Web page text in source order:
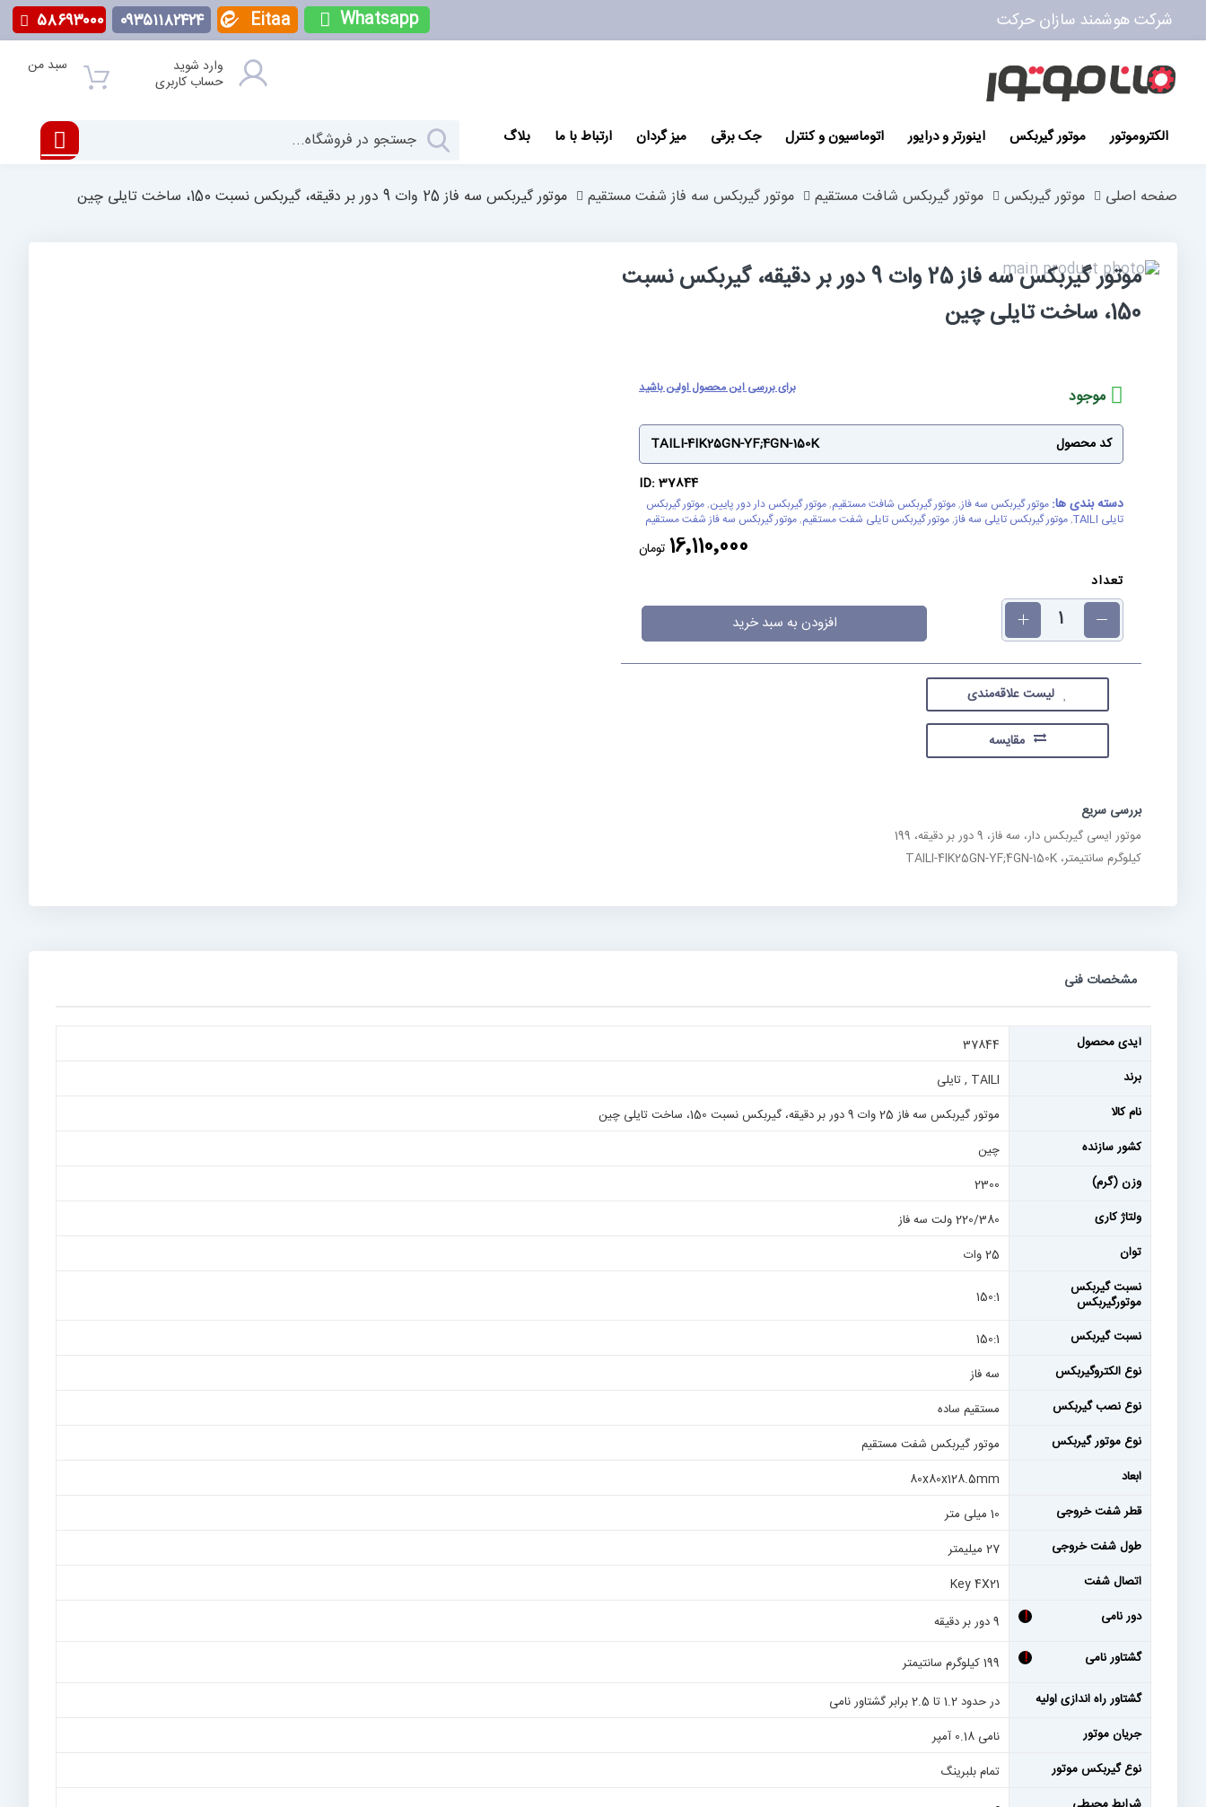
شرکت هوشمند سازان حرکت ۵۸۶۹۳۰۰۰ ۰۹۳۵۱۱۸۲۴۲۴ Eitaa Whatsapp
به
محتوا
وارد شوید
حساب کاربری
سبد من
الکتروموتور موتور گیربکس اینورتر و درایور اتوماسیون و کنترل جک برقی میز گردان ارتباط با ما بلاگ
صفحه اصلی موتور گیربکس موتور گیربکس شافت مستقیم موتور گیربکس سه فاز شفت مستقیم موتور گیربکس سه فاز 25 وات 9 دور بر دقیقه، گیربکس نسبت 150، ساخت تایلی چین
رفتن
انتهای
گالری
رفتن
ابتدای
موتور گیربکس سه فاز 25 وات 9 دور بر دقیقه، گیربکس نسبت
150، ساخت تایلی چین
برای بررسی این محصول اولین باشید موجود
کد محصول
TAILI-4IK25GN-YF;4GN-150K
ID: 37844
دسته بندی ها: موتور گیربکس سه فاز,موتور گیربکس شافت مستقیم,موتور گیربکس دار دور پایین,موتور گیربکس
تایلی TAILI
,موتور گیربکس تایلی سه فاز,موتور گیربکس تایلی شفت مستقیم,موتور گیربکس سه فاز شفت مستقیم
16٬110٬000 تومان
تعداد
افزودن به سبد خرید
لیست علاقه‌مندی
مقایسه
بررسی سریع
موتور ایسی گیربکس دار، سه فاز، 9 دور بر دقیقه، 199
کیلوگرم سانتیمتر، TAILI-4IK25GN-YF;4GN-150K
مشخصات فنی
مشخصات
فنی
آیدی محصول
37844
برند
TAILI , تایلی
نام کالا
موتور گیربکس سه فاز 25 وات 9 دور بر دقیقه، گیربکس نسبت 150، ساخت تایلی چین
کشور سازنده
چین
وزن (گرم)
2300
ولتاژ کاری
220/380 ولت سه فاز
توان
25 وات
نسبت گیربکس
موتورگیربکس
150:1
نسبت گیربکس
150:1
نوع الکتروگیربکس
سه فاز
نوع نصب گیربکس
مستقیم ساده
نوع موتور گیربکس
موتور گیربکس شفت مستقیم
ابعاد
80x80x128.5mm
قطر شفت خروجی
10 میلی متر
طول شفت خروجی
27 میلیمتر
اتصال شفت
Key 4X21
دور نامی
!
9 دور بر دقیقه
گشتاور نامی
!
199 کیلوگرم سانتیمتر
گشتاور راه اندازی اولیه
در حدود 1.2 تا 2.5 برابر گشتاور نامی
جریان موتور
نامی 0.18 آمپر
نوع گیربکس موتور
تمام بلبرینگ